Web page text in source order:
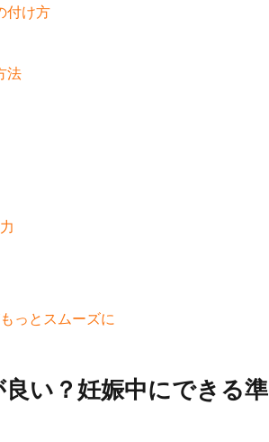
付け方
法
っとスムーズに
い？妊娠中にできる準